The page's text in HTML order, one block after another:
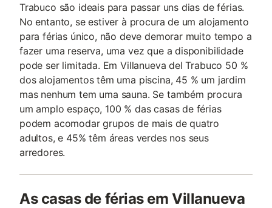
Trabuco são ideais para passar uns dias de férias.
No entanto, se estiver à procura de um alojamento
para férias único, não deve demorar muito tempo a
fazer uma reserva, uma vez que a disponibilidade
pode ser limitada. Em Villanueva del Trabuco 50 %
dos alojamentos têm uma piscina, 45 % um jardim
mas nenhum tem uma sauna. Se também procura
um amplo espaço, 100 % das casas de férias
podem acomodar grupos de mais de quatro
adultos, e 45% têm áreas verdes nos seus
arredores.
As casas de férias em Villanueva